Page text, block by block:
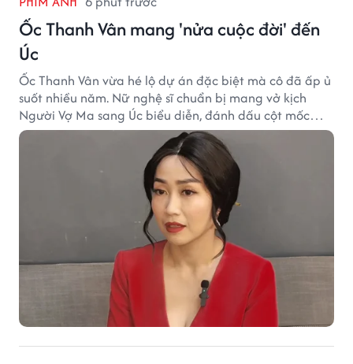
Ốc Thanh Vân mang 'nửa cuộc đời' đến
Úc
Ốc Thanh Vân vừa hé lộ dự án đặc biệt mà cô đã ấp ủ
suốt nhiều năm. Nữ nghệ sĩ chuẩn bị mang vở kịch
Người Vợ Ma sang Úc biểu diễn, đánh dấu cột mốc
đáng nhớ trong hành trình làm nghề.